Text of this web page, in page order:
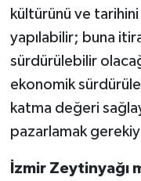
kültürünü ve
yapılabilir; buna
sürdürülebilir
ekonomik
katma değeri
pazarlamak
İzmir Zeytinyağı